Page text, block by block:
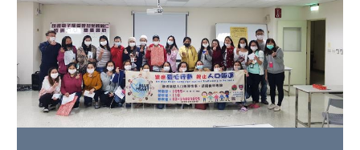
運案件檢舉及被害人保護24小時免費專線】 1. 勞動部：
1955外籍勞工及雇主多國語言諮詢保護專線(提供中、
英、越、印、泰等5種語言) 2. 移民署：02-2388-3095 (我
想爸爸，響鈴救我，人口販運案件檢舉專線) 3. 警察局：
110 【如何申請苗栗縣政府外籍移工宣導團到廠實施宣
導？】 申請窗口： (一)勞青處：受理以外籍移工、其聘僱
單位及仲介公司職員為宣導對象之申請。聯絡電話：037-